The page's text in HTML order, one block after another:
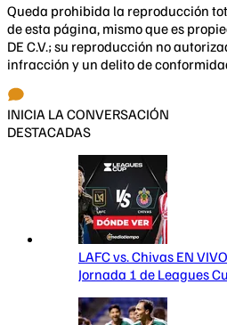
Queda prohibida la reproducción
de esta página, mismo que es
DE C.V.; su reproducción no
infracción y un delito de
INICIA LA CONVERSACIÓN
DESTACADAS
LAFC vs. Chivas EN
Jornada 1 de Leagues